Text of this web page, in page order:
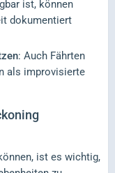
ist, können
dokumentiert
: Auch Fährten
als improvisierte
ist es wichtig,